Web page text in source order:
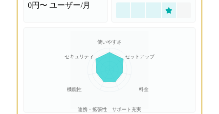
0円〜 ユーザー/月
使いやすさ
セットアップ
料金
サポート充実
連携・拡張性
機能性
セキュリティ